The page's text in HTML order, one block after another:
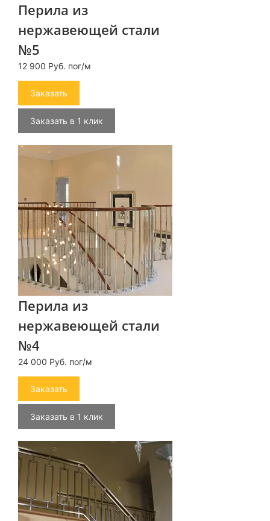
Перила из
нержавеющей стали
№5
12 900 Руб. пог/м
Заказать
Заказать в 1 клик
Перила из
нержавеющей стали
№4
24 000 Руб. пог/м
Заказать
Заказать в 1 клик